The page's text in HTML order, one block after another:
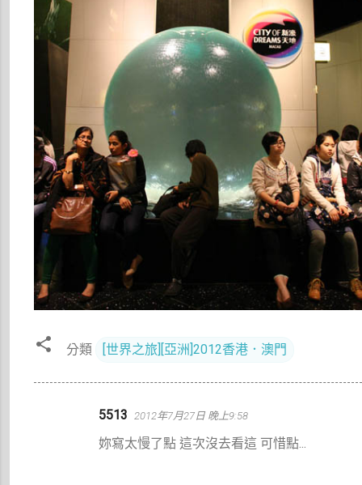
分類 [世界之旅][亞洲]2012香港．澳門
5513 2012年7月27日 晚上9:58
妳寫太慢了點 這次沒去看這 可惜點...